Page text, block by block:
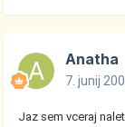
Anatha
7. junij
Jaz sem vceraj